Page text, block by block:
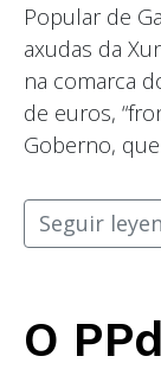
Popular de
axudas da
na comarca
de euros,
Goberno,
Seguir
O